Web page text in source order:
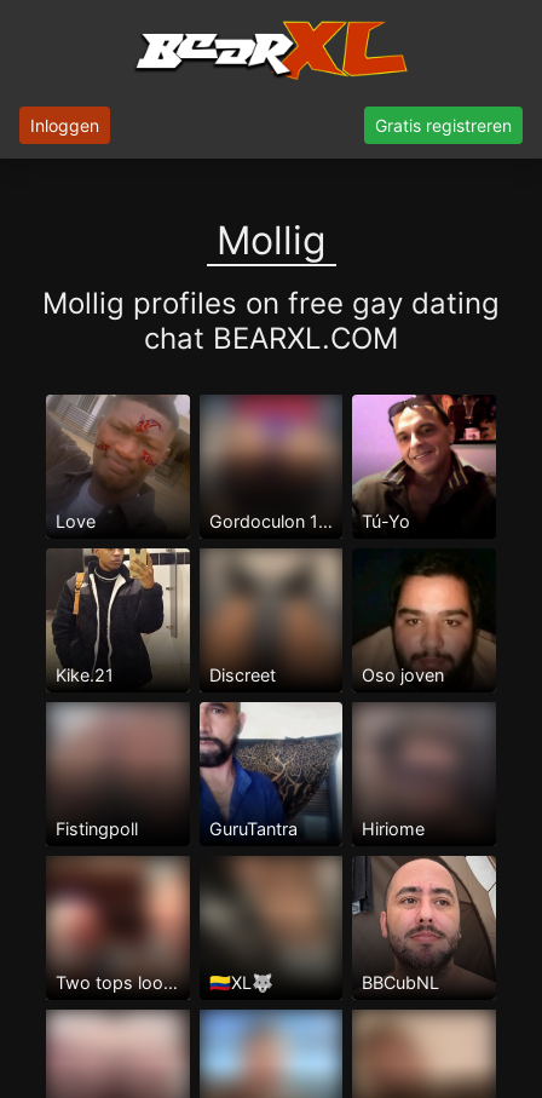
Inloggen Gratis registreren
Mollig
Mollig profiles on free gay dating
chat BEARXL.COM
Love Gordoculon 100%pasivo Tú-Yo
Kike.21 Discreet Oso joven
Fistingpoll GuruTantra Hiriome
Two tops looking for a hot arse to spit roast 🇨🇴XL🐺 BBCubNL